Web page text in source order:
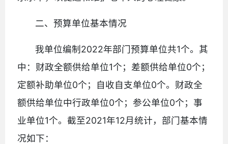
二、预算单位基本情况
我单位编制2022年部门预算单位共1个。其
中：财政全额供给单位1个；差额供给单位0个；
定额补助单位0个；自收自支单位0个。财政全
额供给单位中行政单位0个；参公单位0个；事
业单位1个。截至2021年12月统计，部门基本情
况如下：